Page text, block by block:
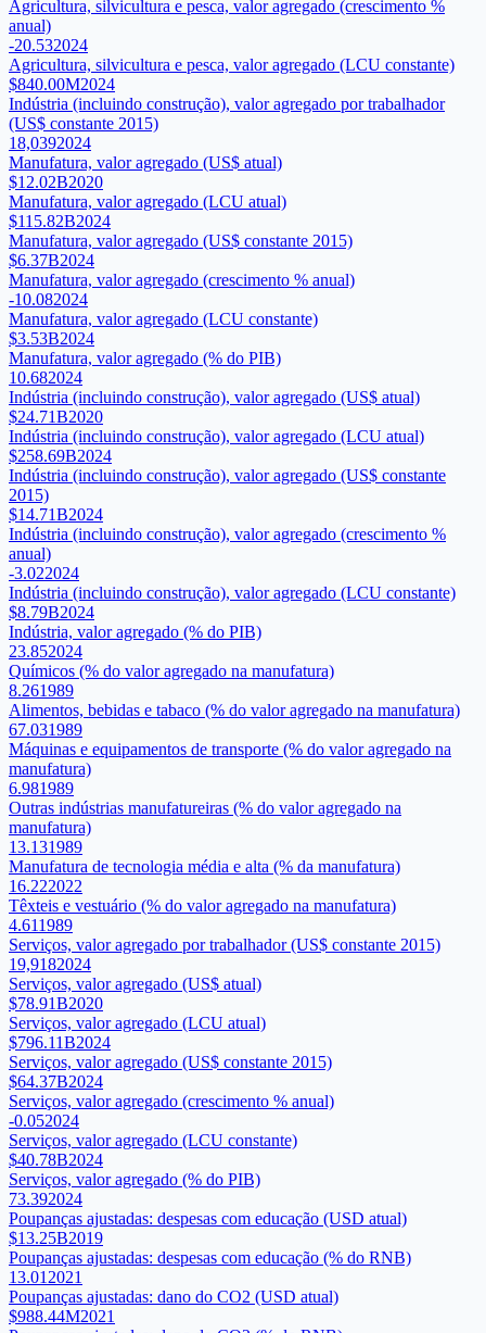
Agricultura, silvicultura e pesca, valor agregado (crescimento %
anual)
-20.532024
Agricultura, silvicultura e pesca, valor agregado (LCU constante)
$840.00M2024
Indústria (incluindo construção), valor agregado por trabalhador
(US$ constante 2015)
18,0392024
Manufatura, valor agregado (US$ atual)
$12.02B2020
Manufatura, valor agregado (LCU atual)
$115.82B2024
Manufatura, valor agregado (US$ constante 2015)
$6.37B2024
Manufatura, valor agregado (crescimento % anual)
-10.082024
Manufatura, valor agregado (LCU constante)
$3.53B2024
Manufatura, valor agregado (% do PIB)
10.682024
Indústria (incluindo construção), valor agregado (US$ atual)
$24.71B2020
Indústria (incluindo construção), valor agregado (LCU atual)
$258.69B2024
Indústria (incluindo construção), valor agregado (US$ constante
2015)
$14.71B2024
Indústria (incluindo construção), valor agregado (crescimento %
anual)
-3.022024
Indústria (incluindo construção), valor agregado (LCU constante)
$8.79B2024
Indústria, valor agregado (% do PIB)
23.852024
Químicos (% do valor agregado na manufatura)
8.261989
Alimentos, bebidas e tabaco (% do valor agregado na manufatura)
67.031989
Máquinas e equipamentos de transporte (% do valor agregado na
manufatura)
6.981989
Outras indústrias manufatureiras (% do valor agregado na
manufatura)
13.131989
Manufatura de tecnologia média e alta (% da manufatura)
16.222022
Têxteis e vestuário (% do valor agregado na manufatura)
4.611989
Serviços, valor agregado por trabalhador (US$ constante 2015)
19,9182024
Serviços, valor agregado (US$ atual)
$78.91B2020
Serviços, valor agregado (LCU atual)
$796.11B2024
Serviços, valor agregado (US$ constante 2015)
$64.37B2024
Serviços, valor agregado (crescimento % anual)
-0.052024
Serviços, valor agregado (LCU constante)
$40.78B2024
Serviços, valor agregado (% do PIB)
73.392024
Poupanças ajustadas: despesas com educação (USD atual)
$13.25B2019
Poupanças ajustadas: despesas com educação (% do RNB)
13.01 2021
Poupanças ajustadas: dano do CO2 (USD atual)
$988.44M2021